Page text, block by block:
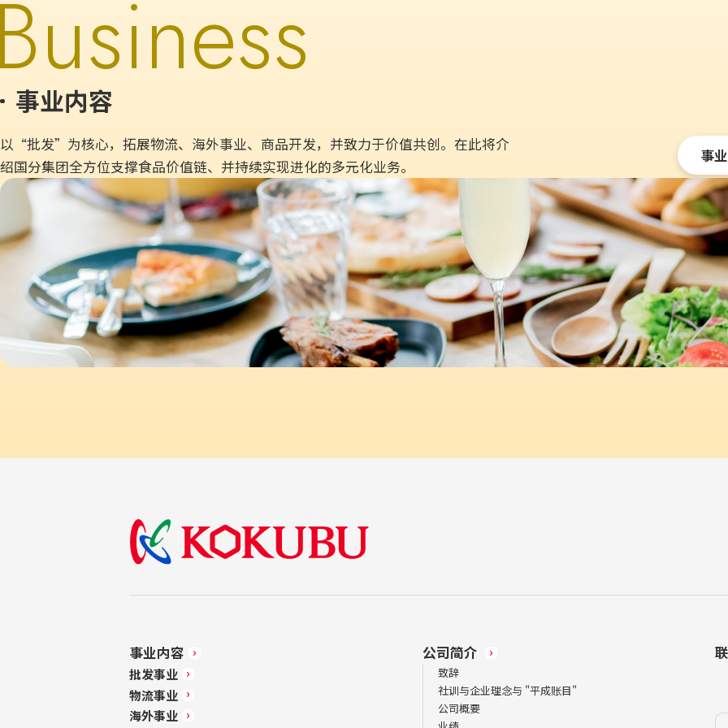
事业内容
以“批发”为核心，拓展物流、海外事业、商品开发，并致力于价值共创。在此将介
绍国分集团全方位支撑食品价值链、并持续实现进化的多元化业务。
事
事业内容
批发事业
物流事业
海外事业
公司简介
致辞
社训与企业理念与 "平成账目"
公司概要